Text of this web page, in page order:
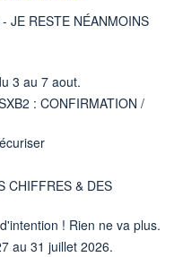
JE RESTE NÉANMOINS
3 au 7 aout.
: CONFIRMATION /
CHIFFRES & DES
! Rien ne va plus.
au 31 juillet 2026.